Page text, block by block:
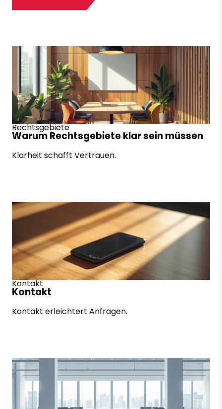
Rechtsgebiete
Warum Rechtsgebiete klar sein müssen
Klarheit schafft Vertrauen.
Kontakt
Kontakt
Kontakt erleichtert Anfragen.